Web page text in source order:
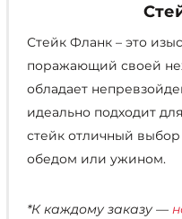
Стейк Фланк – это
поражающий своей
обладает
идеально подходит
стейк отличный
обедом или ужином.
*К каждому заказу —